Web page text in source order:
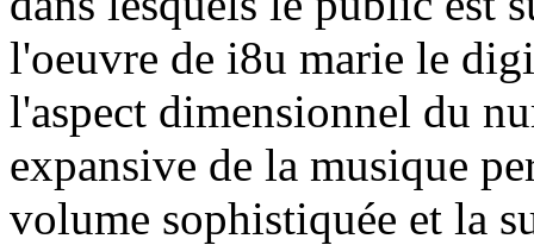
l'oeuvre de i8u marie le
l'aspect dimensionnel du
expansive de la musique
volume sophistiquée et la